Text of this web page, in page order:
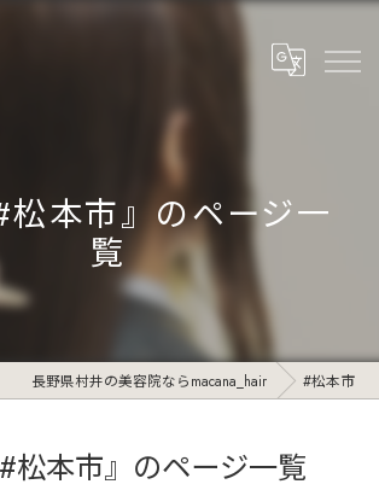
松本市』のページ一
覧
長野県村井の美容院ならmacana_hair #松本市
松本市』のページ一覧